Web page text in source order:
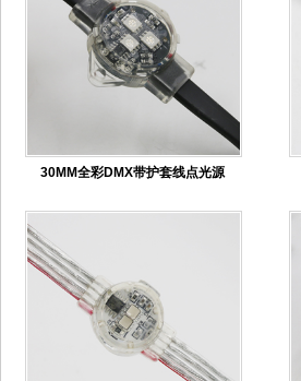
30MM全彩DMX带护套线点光源